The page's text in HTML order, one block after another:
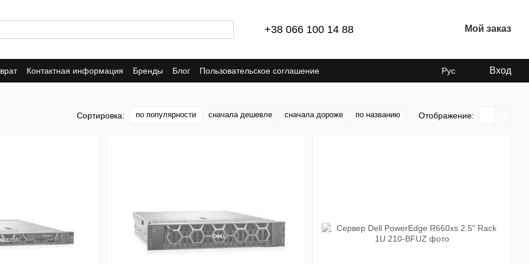
+38 066 100 14 88 Мой заказ
Контактная информация Бренды Блог
Пользовательское соглашение
Рус Вход
Сортировка: по популярности сначала дешевле сначала дороже по названию Отображение: